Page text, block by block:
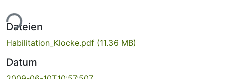
Dateien
Habilitation_Klocke.pdf (11.36 MB)
Datum